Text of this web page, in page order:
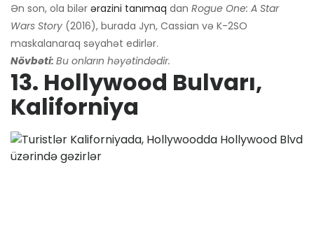
Ən son, ola bilər ərazini tanımaq dan Rogue One: A Star
Wars Story (2016), burada Jyn, Cassian və K-2SO
maskalanaraq səyahət edirlər.
Növbəti: Bu onların həyətindədir.
13. Hollywood Bulvarı,
Kaliforniya